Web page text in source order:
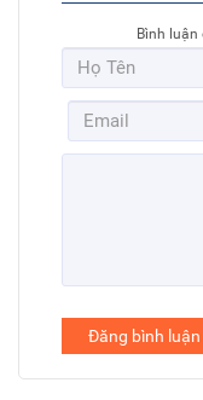
Bình
Đăng bình luận